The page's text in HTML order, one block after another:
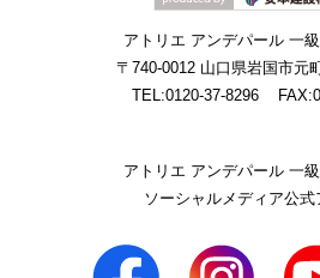
アトリエ アンデパール 一
〒740-0012 山口県岩国市元
TEL:0120-37-8296
アトリエ アンデパール 一
ソーシャルメディア公式